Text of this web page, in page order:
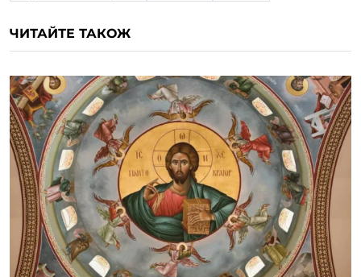
ЧИТАЙТЕ ТАКОЖ